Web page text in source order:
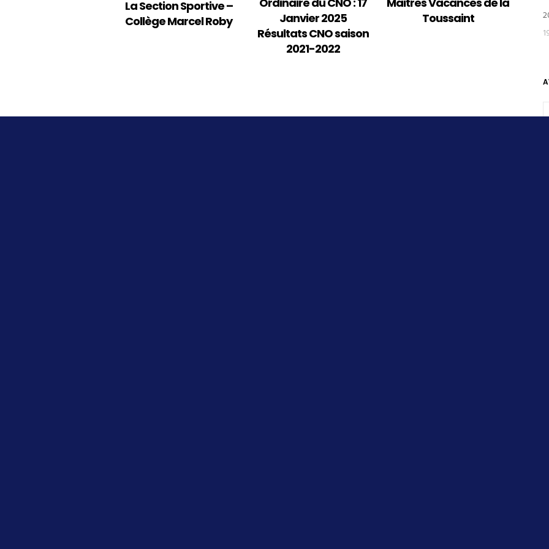
La Section Sportive –
Collège Marcel Roby
Janvier 2025
Toussaint
Résultats CNO saison
2021-2022